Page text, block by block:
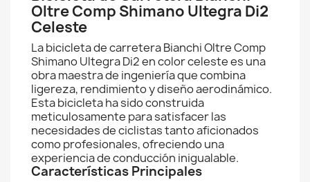
Oltre Comp Shimano Ultegra Di2
Celeste
La bicicleta de carretera Bianchi Oltre Comp
Shimano Ultegra Di2 en color celeste es una
obra maestra de ingeniería que combina
ligereza, rendimiento y diseño aerodinámico.
Esta bicicleta ha sido construida
meticulosamente para satisfacer las
necesidades de ciclistas tanto aficionados
como profesionales, ofreciendo una
experiencia de conducción inigualable.
Características Principales